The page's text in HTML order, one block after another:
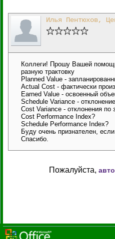
Илья Пентюхов,
Коллеги! Прошу Вашей
разную трактовку
Planned Value -
Actual Cost - фактически
Earned Value - освоенный
Schedule Variance -
Cost Variance - отклонения по
Cost Performance Index?
Schedule Performance Index?
Буду очень признателен,
Спасибо.
Пожалуйста,